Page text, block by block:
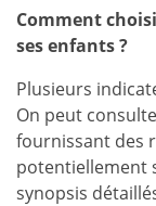
Comment
ses enfants ?
Plusieurs
On peut
fournissant des
potentiellement
synopsis